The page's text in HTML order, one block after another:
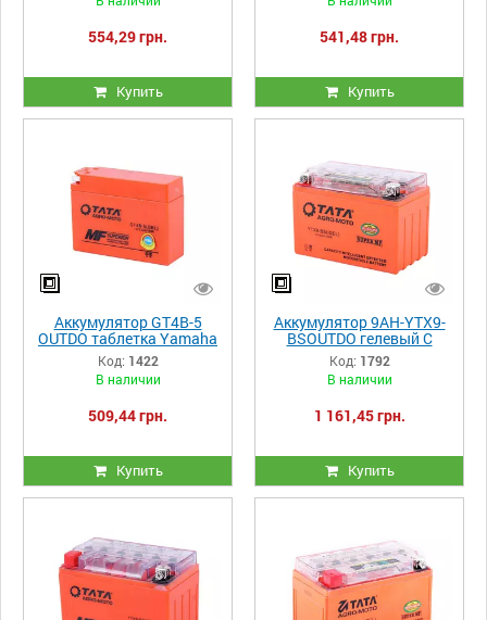
554,29 грн.
Купить
541,48 грн.
Купить
Аккумулятор GT4B-5
OUTDO таблетка Yamaha
Suzuki 114*39*87mm
Код: 1422
В наличии
509,44 грн.
Купить
Аккумулятор 9АH-YTX9-
BSOUTDO гелевый С
ИНДИКАТОРОМ
150*85*105mm
оранжевый
Код: 1792
В наличии
1 161,45 грн.
Купить